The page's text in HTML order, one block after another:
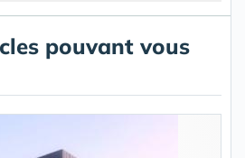
pouvant vous